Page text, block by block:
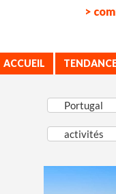
>
ACCUEIL